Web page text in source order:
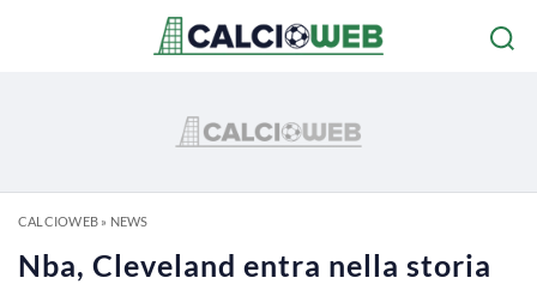
CALCIOWEB» NEWS
Nba, Cleveland entra nella storia